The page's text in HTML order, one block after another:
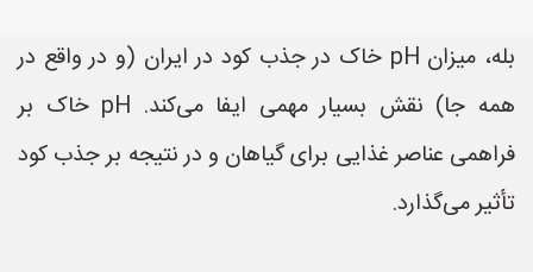
بله، میزان pH خاک در جذب کود در ایران (و در واقع در
همه جا) نقش بسیار مهمی ایفا می‌کند. pH خاک بر
فراهمی عناصر غذایی برای گیاهان و در نتیجه بر جذب کود
تأثیر می‌گذارد.